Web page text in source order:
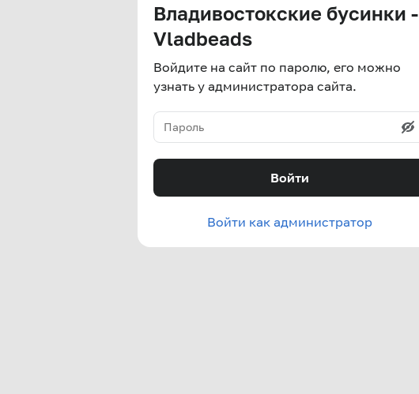
Владивостокские бусинки -
Vladbeads
Войдите на сайт по паролю, его можно
узнать у администратора сайта.
Войти
Войти как администратор